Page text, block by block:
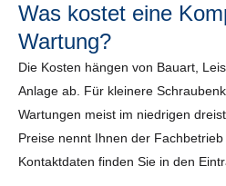
Was kostet eine
Wartung?
Die Kosten hängen von Bauart,
Anlage ab. Für kleinere
Wartungen meist im niedrigen
Preise nennt Ihnen der
Kontaktdaten finden Sie in den